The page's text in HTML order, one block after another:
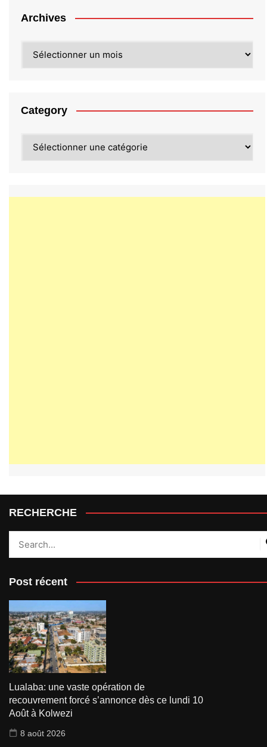
Archives
Category
RECHERCHE
Post récent
Lualaba: une vaste opération de
recouvrement forcé s’annonce dès ce lundi 10
Août à Kolwezi
8 août 2026